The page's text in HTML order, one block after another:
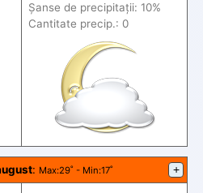
Șanse de precipitații: 10%
Cantitate precip.: 0
: Max:29˚ - Min:17˚ +